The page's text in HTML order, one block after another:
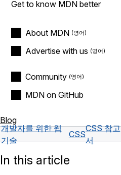
Get to know MDN better
About MDN
Advertise with us
Community
MDN on GitHub
Blog
개발자를 위한 웹
기술
CSS
CSS 참고
서
In this article